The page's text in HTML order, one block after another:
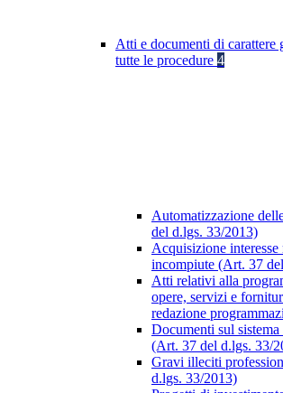
Atti e documenti di carattere
tutte le procedure 4
Automatizzazione
del d.lgs. 33/2013)
Acquisizione
incompiute (Art. 37
Atti relativi alla
opere, servizi e
redazione
Documenti sul
(Art. 37 del d.lgs. 33/
Gravi illeciti
d.lgs. 33/2013)